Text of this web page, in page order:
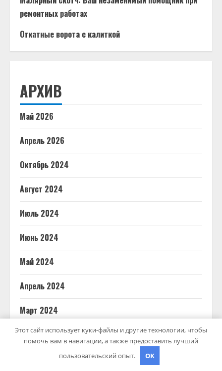
ремонтных работах
Откатные ворота с калиткой
АРХИВ
Май 2026
Апрель 2026
Октябрь 2024
Август 2024
Июль 2024
Июнь 2024
Май 2024
Апрель 2024
Март 2024
Февраль 2024
Январь 2024
Этот сайт использует куки-файлы и другие технологии, чтобы
помочь вам в навигации, а также предоставить лучший
пользовательский опыт.
OK